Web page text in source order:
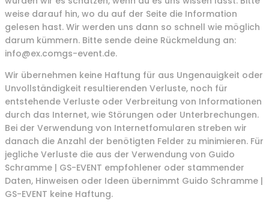
weise darauf hin, wo du auf der Seite die Information
gelesen hast. Wir werden uns dann so schnell wie möglich
darum kümmern. Bitte sende deine Rückmeldung an:
info@ex.comgs-event.de.
Wir übernehmen keine Haftung für aus Ungenauigkeit oder
Unvollständigkeit resultierenden Verluste, noch für
entstehende Verluste oder Verbreitung von Informationen
durch das Internet, wie Störungen oder Unterbrechungen.
Bei der Verwendung von Internetfomularen streben wir
danach die Anzahl der benötigten Felder zu minimieren. Für
jegliche Verluste die aus der Verwendung von Guido
Schramme | GS-EVENT empfohlener oder stammender
Daten, Hinweisen oder Ideen übernimmt Guido Schramme |
GS-EVENT keine Haftung.